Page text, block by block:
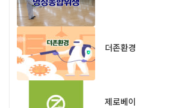
더존환경
제로베이